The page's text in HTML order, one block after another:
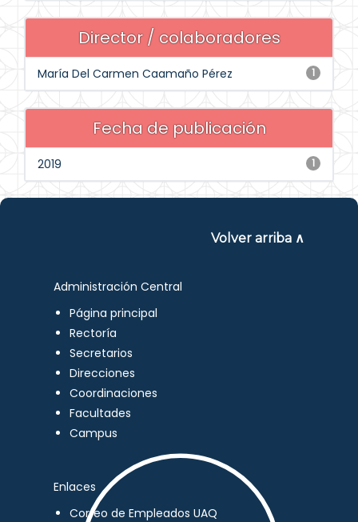
Director / colaboradores
1
María Del Carmen Caamaño Pérez
Fecha de publicación
1
2019
Volver arriba ∧
Administración Central
Página principal
Rectoría
Secretarios
Direcciones
Coordinaciones
Facultades
Campus
Enlaces
Correo de Empleados UAQ